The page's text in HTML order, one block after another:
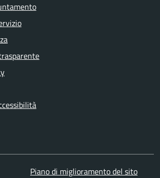
Piano di miglioramento del sito